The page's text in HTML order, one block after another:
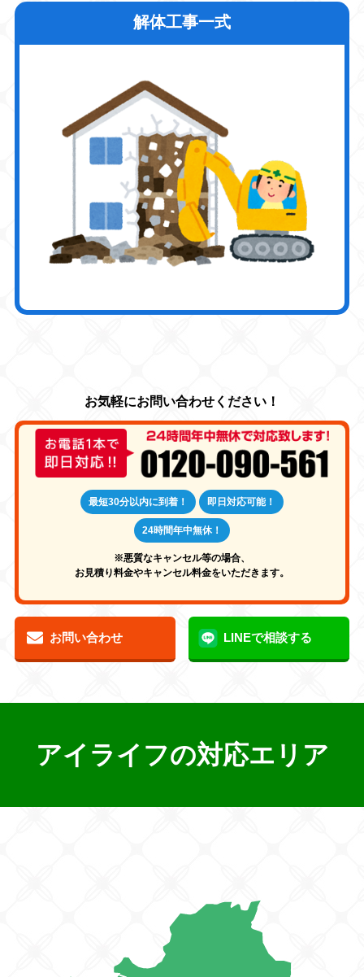
解体工事一式
最短30分以内に到着！ 即日対応可能！
24時間年中無休！
※悪質なキャンセル等の場合、
お見積り料金やキャンセル料金をいただきます。
お問い合わせ LINEで相談する
アイライフの対応エリア